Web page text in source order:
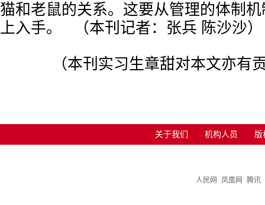
猫和老鼠的关系。这要从管理的体制
上入手。 （本刊记者：张兵 陈沙
（本刊实习生章甜对本文亦有
关于我们 机构人员 版
人民网 凤凰网 腾讯